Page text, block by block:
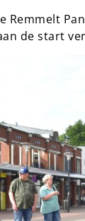
Remmelt
de start